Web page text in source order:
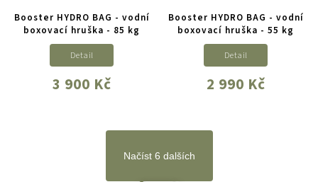
Booster HYDRO BAG - vodní
boxovací hruška - 85 kg
3 900 Kč
Detail
Booster HYDRO BAG - vodní
boxovací hruška - 55 kg
2 990 Kč
Detail
Načíst 6 dalších